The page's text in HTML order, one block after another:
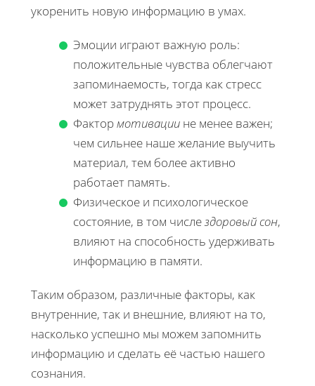
укоренить новую информацию в умах.
Эмоции играют важную роль:
положительные чувства облегчают
запоминаемость, тогда как стресс
может затруднять этот процесс.
Фактор мотивации не менее важен;
чем сильнее наше желание выучить
материал, тем более активно
работает память.
Физическое и психологическое
состояние, в том числездоровый сон,
влияют на способность удерживать
информацию в памяти.
Таким образом, различные факторы, как
внутренние, так и внешние, влияют на то,
насколько успешно мы можем запомнить
информацию и сделать её частью нашего
сознания.